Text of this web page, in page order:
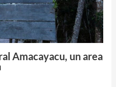
Amacayacu, un area